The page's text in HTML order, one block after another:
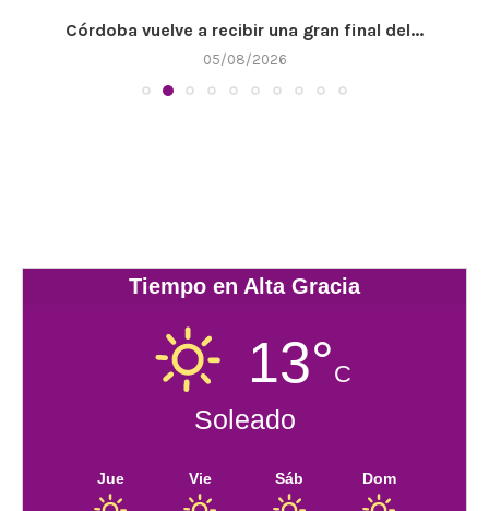
Córdoba vuelve a recibir una gran final del...
05/08/2026
Tiempo en Alta Gracia
13°C
Soleado
Jue Vie Sáb Dom